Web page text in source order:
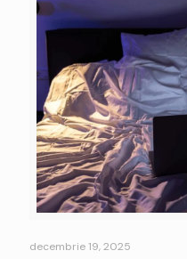
decembrie 19, 2025